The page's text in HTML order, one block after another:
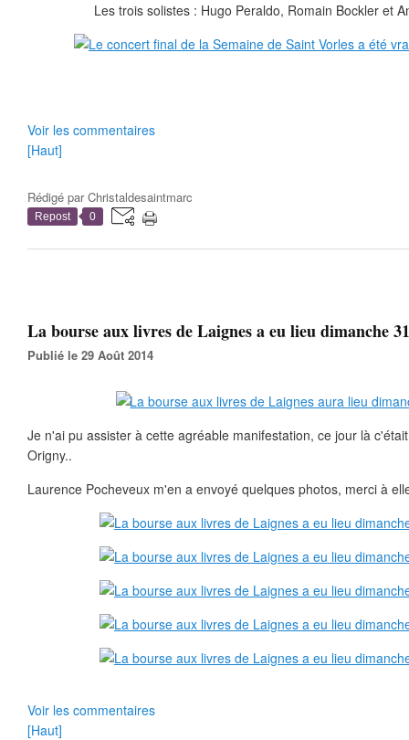
Les trois solistes : Hugo Peraldo, Romain Bockler et
Voir les commentaires
[Haut]
Rédigé parChristaldesaintmarc
Repost 0
La bourse aux livres de Laignes a eu lieu dimanche
Publié le 29 Août 2014
Je n'ai pu assister à cette agréable manifestation, ce jour là
Origny..
Laurence Pocheveux m'en a envoyé quelques photos, merci à
Voir les commentaires
[Haut]